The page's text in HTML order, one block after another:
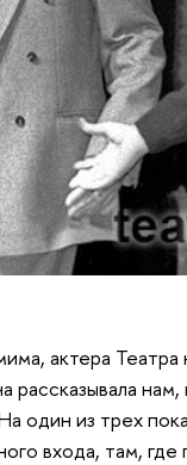
актера Театра
один из трех
входа, там,